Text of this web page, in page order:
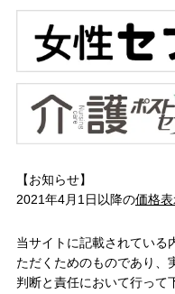
【お知らせ】
2021年4月1日以降の価格
当サイトに記載されている
ただくためのものであり、
判断と責任において行って